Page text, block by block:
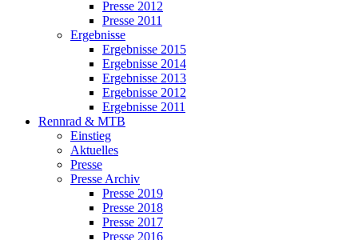
Presse 2012
Presse 2011
Ergebnisse
Ergebnisse 2015
Ergebnisse 2014
Ergebnisse 2013
Ergebnisse 2012
Ergebnisse 2011
Rennrad & MTB
Einstieg
Aktuelles
Presse
Presse Archiv
Presse 2019
Presse 2018
Presse 2017
Presse 2016